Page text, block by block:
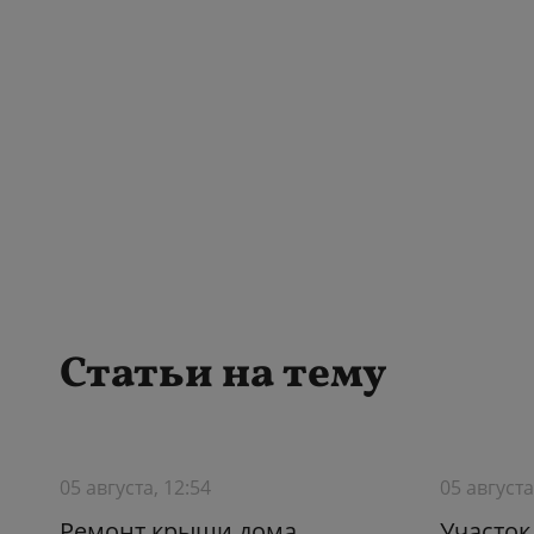
Статьи на тему
05 августа, 12:54 05